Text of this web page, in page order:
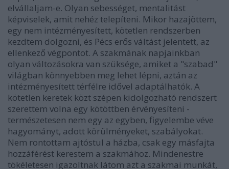
elvállaljam-e. Olyan sebességet, mentalitást
képviselek, amit nehéz telepíteni. Mikor hazajöttem,
egy nem intézményesített, kötetlen rendszerben
kezdtem dolgozni, és Pécs erős váltást jelentett, az
ellenkező végpontot. A szakmának napjainkban
olyan változásokra van szüksége, amiket a "szabad"
világban könnyebben meg lehet lépni, aztán az
intézményesített térfélre idővel adaptálhatók. A
kötetlen keretek közt szépen kidolgozható rendszert
szerettem volna egy kötöttben érvényesíteni -
természetesen nem egy az egyben, figyelembe véve
hagyományt, adott körülményeket, szabályokat.
Nem rontottam ajtóstul a házba, csak egy másfajta
hozzáférést kerestem a szakmához. Mindenestre
tökéletesen igazoltnak látom azt a szakmai munkát,